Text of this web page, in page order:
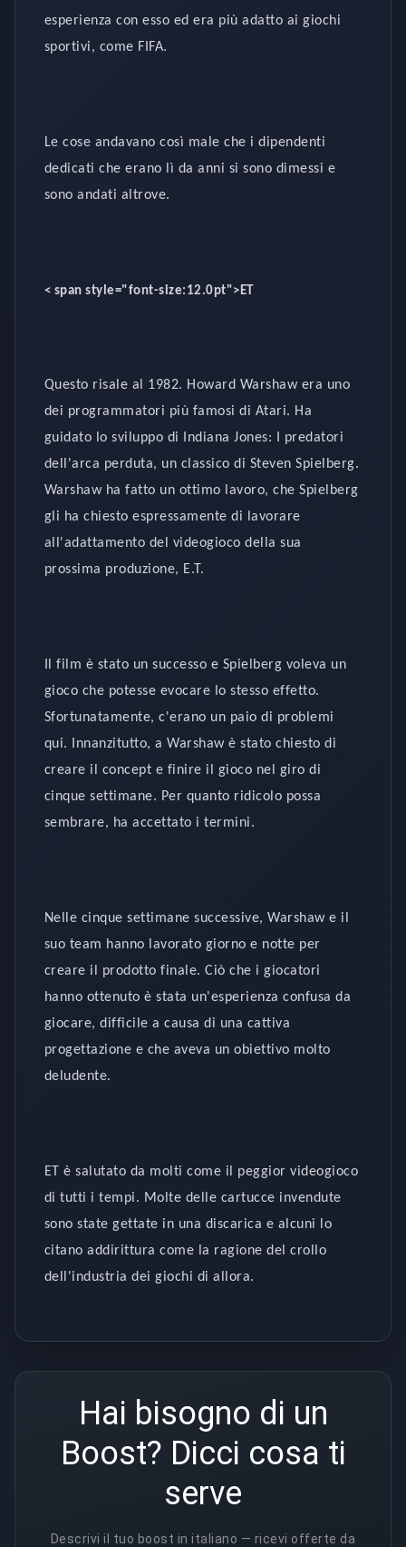
esperienza con esso ed era più adatto ai giochi
sportivi, come FIFA.
Le cose andavano così male che i dipendenti
dedicati che erano lì da anni si sono dimessi e
sono andati altrove.
< span style="font-size:12.0pt">ET
Questo risale al 1982. Howard Warshaw era uno
dei programmatori più famosi di Atari. Ha
guidato lo sviluppo di Indiana Jones: I predatori
dell'arca perduta, un classico di Steven Spielberg.
Warshaw ha fatto un ottimo lavoro, che Spielberg
gli ha chiesto espressamente di lavorare
all'adattamento del videogioco della sua
prossima produzione, E.T.
Il film è stato un successo e Spielberg voleva un
gioco che potesse evocare lo stesso effetto.
Sfortunatamente, c'erano un paio di problemi
qui. Innanzitutto, a Warshaw è stato chiesto di
creare il concept e finire il gioco nel giro di
cinque settimane. Per quanto ridicolo possa
sembrare, ha accettato i termini.
Nelle cinque settimane successive, Warshaw e il
suo team hanno lavorato giorno e notte per
creare il prodotto finale. Ciò che i giocatori
hanno ottenuto è stata un'esperienza confusa da
giocare, difficile a causa di una cattiva
progettazione e che aveva un obiettivo molto
deludente.
ET è salutato da molti come il peggior videogioco
di tutti i tempi. Molte delle cartucce invendute
sono state gettate in una discarica e alcuni lo
citano addirittura come la ragione del crollo
dell'industria dei giochi di allora.
Hai bisogno di un
Boost? Dicci cosa ti
serve
Descrivi il tuo boost in italiano — ricevi offerte da